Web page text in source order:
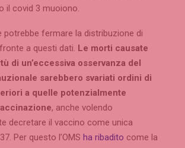
il covid 3 muoiono.
potrebbe fermare la distribuzione di
a questi dati. Le morti causate
di un’eccessiva osservanza del
sarebbero svariati ordini di
a quelle potenzialmente
, anche volendo
decretare il vaccino come unica
Per questo l’OMS ha ribadito come la